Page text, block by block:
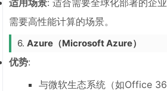
适用场景: 适合需要全球化部署的企
需要高性能计算的场景。
6.Azure（Microsoft Azure）
优势:
与微软生态系统（如Office